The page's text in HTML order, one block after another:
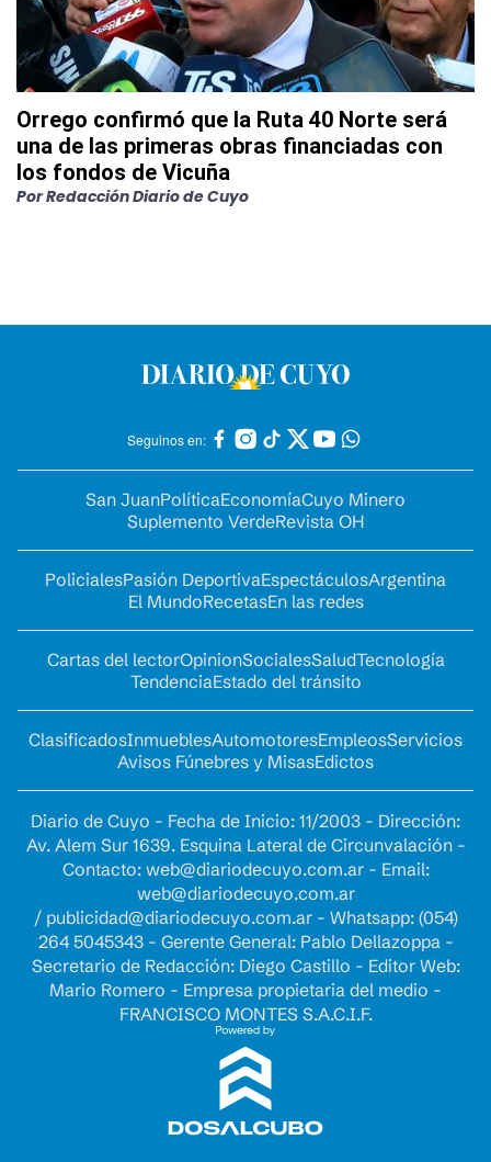
Orrego confirmó que la Ruta 40 Norte será
una de las primeras obras financiadas con
los fondos de Vicuña
PorRedacción Diario de Cuyo
Seguinos en:
San JuanPolíticaEconomíaCuyo Minero
Suplemento VerdeRevista OH
PolicialesPasión DeportivaEspectáculosArgentina
El MundoRecetasEn las redes
Cartas del lectorOpinionSocialesSaludTecnología
TendenciaEstado del tránsito
ClasificadosInmueblesAutomotoresEmpleosServicios
Avisos Fúnebres y MisasEdictos
Diario de Cuyo - Fecha de Inicio: 11/2003 - Dirección:
Av. Alem Sur 1639. Esquina Lateral de Circunvalación -
Contacto: web@diariodecuyo.com.ar- Email:
web@diariodecuyo.com.ar
/ publicidad@diariodecuyo.com.ar- Whatsapp: (054)
264 5045343 - Gerente General: Pablo Dellazoppa -
Secretario de Redacción: Diego Castillo - Editor Web:
Mario Romero - Empresa propietaria del medio -
FRANCISCO MONTES S.A.C.I.F.